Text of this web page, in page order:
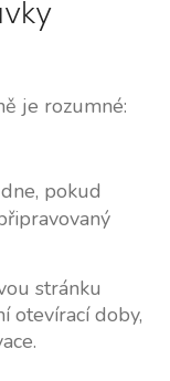
je rozumné:
pokud
stránku
otevírací doby,